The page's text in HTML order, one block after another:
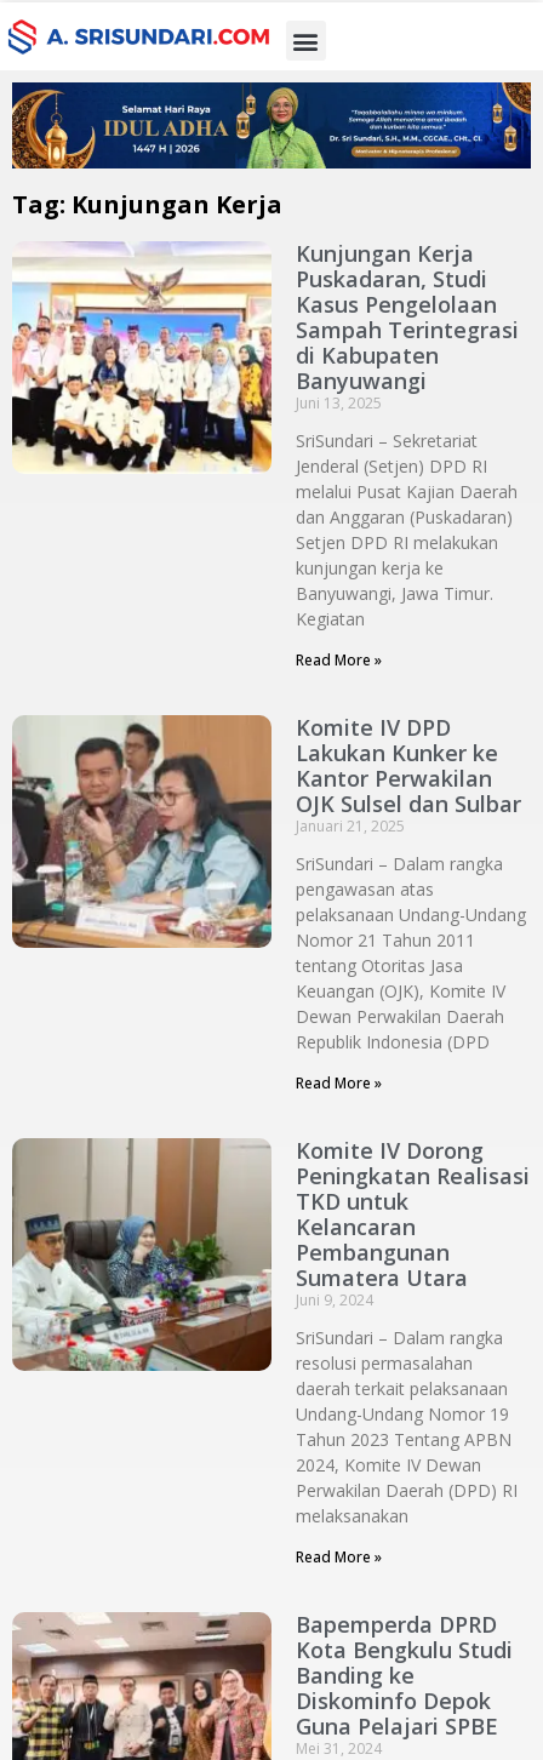
Tag: Kunjungan Kerja
Kunjungan Kerja
Puskadaran, Studi
Kasus Pengelolaan
Sampah Terintegrasi
di Kabupaten
Banyuwangi
Juni 13, 2025
SriSundari – Sekretariat
Jenderal (Setjen) DPD RI
melalui Pusat Kajian Daerah
dan Anggaran (Puskadaran)
Setjen DPD RI melakukan
kunjungan kerja ke
Banyuwangi, Jawa Timur.
Kegiatan
Read More »
Komite IV DPD
Lakukan Kunker ke
Kantor Perwakilan
OJK Sulsel dan Sulbar
Januari 21, 2025
SriSundari – Dalam rangka
pengawasan atas
pelaksanaan Undang-Undang
Nomor 21 Tahun 2011
tentang Otoritas Jasa
Keuangan (OJK), Komite IV
Dewan Perwakilan Daerah
Republik Indonesia (DPD
Read More »
Komite IV Dorong
Peningkatan Realisasi
TKD untuk
Kelancaran
Pembangunan
Sumatera Utara
Juni 9, 2024
SriSundari – Dalam rangka
resolusi permasalahan
daerah terkait pelaksanaan
Undang-Undang Nomor 19
Tahun 2023 Tentang APBN
2024, Komite IV Dewan
Perwakilan Daerah (DPD) RI
melaksanakan
Read More »
Bapemperda DPRD
Kota Bengkulu Studi
Banding ke
Diskominfo Depok
Guna Pelajari SPBE
Mei 31, 2024